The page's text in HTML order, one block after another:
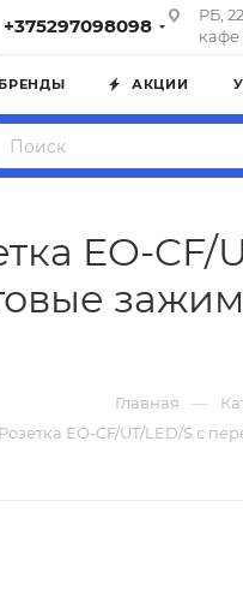
+375297098098
РБ,
кафе
БРЕНДЫ АКЦИИ
EO-
Главная —
Розетка EO-CF/UT/LED/S с